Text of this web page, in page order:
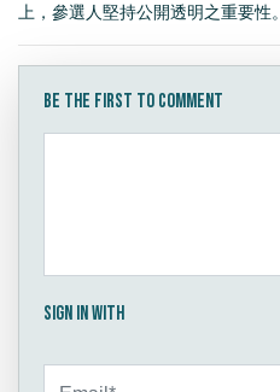
上，參選人堅持公開透明之重要性。
Be the first to comment
Sign in with